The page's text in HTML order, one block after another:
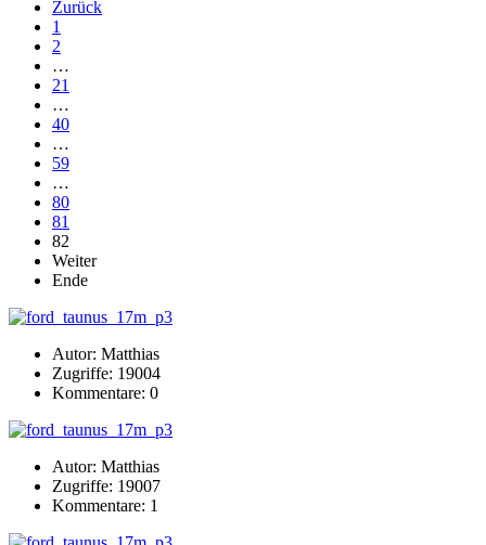
Zurück
1
2
…
21
…
40
…
59
…
80
81
82
Weiter
Ende
Autor: Matthias
Zugriffe: 19004
Kommentare: 0
Autor: Matthias
Zugriffe: 19007
Kommentare: 1